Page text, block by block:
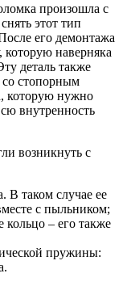
произошла с
этот тип
его демонтажа
наверняка
деталь также
стопорным
которую нужно
внутренность
возникнуть с
В таком случае ее
с пыльником;
– его также
пружины: